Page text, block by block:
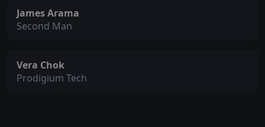
James Arama
Second Man
Vera Chok
Prodigium Tech